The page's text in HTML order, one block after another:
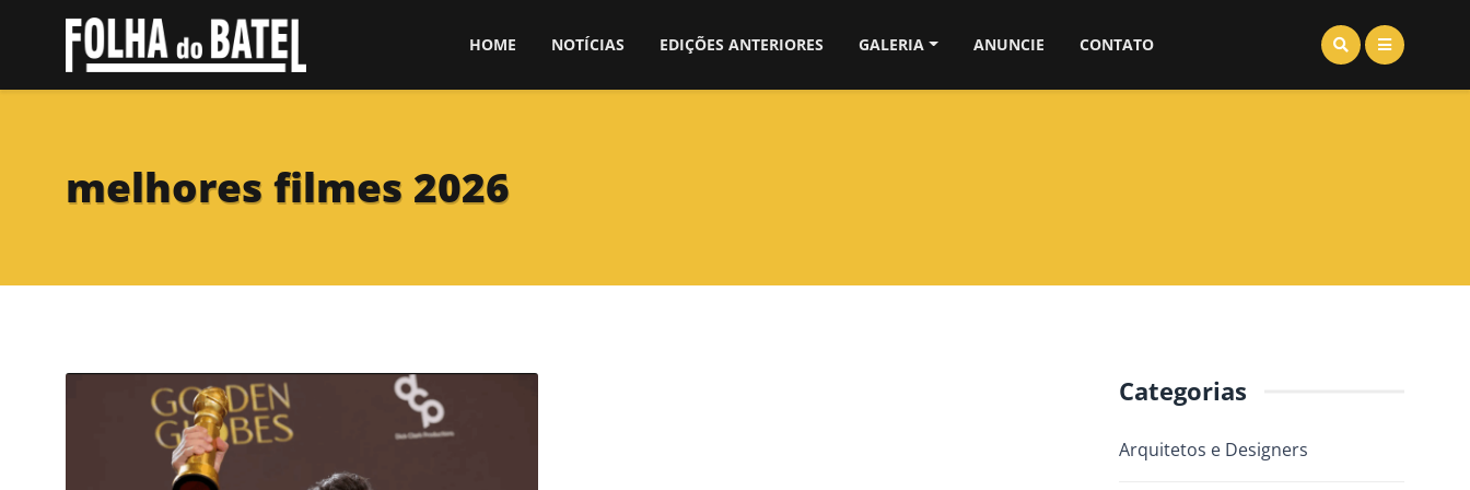
HOME NOTÍCIAS EDIÇÕES ANTERIORES GALERIA ANUNCIE CONTATO
melhores filmes 2026
Categorias
Arquitetos e Designers